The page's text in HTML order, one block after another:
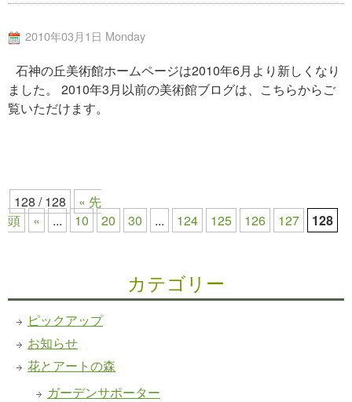
2010年03月1日 Monday
石神の丘美術館ホームページは2010年6月より新しくなり
ました。 2010年3月以前の美術館ブログは、こちらからご
覧いただけます。
128 / 128
« 先
頭
« ... 10 20 30 ... 124 125 126 127 128
カテゴリー
ピックアップ
お知らせ
花とアートの森
ガーデンサポーター